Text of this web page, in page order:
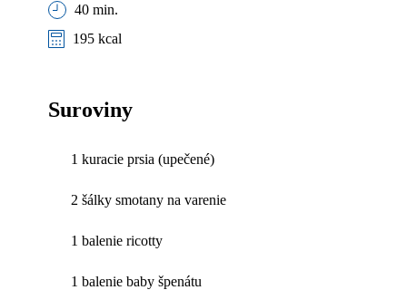
40 min.
195 kcal
Suroviny
1 kuracie prsia (upečené)
2 šálky smotany na varenie
1 balenie ricotty
1 balenie baby špenátu